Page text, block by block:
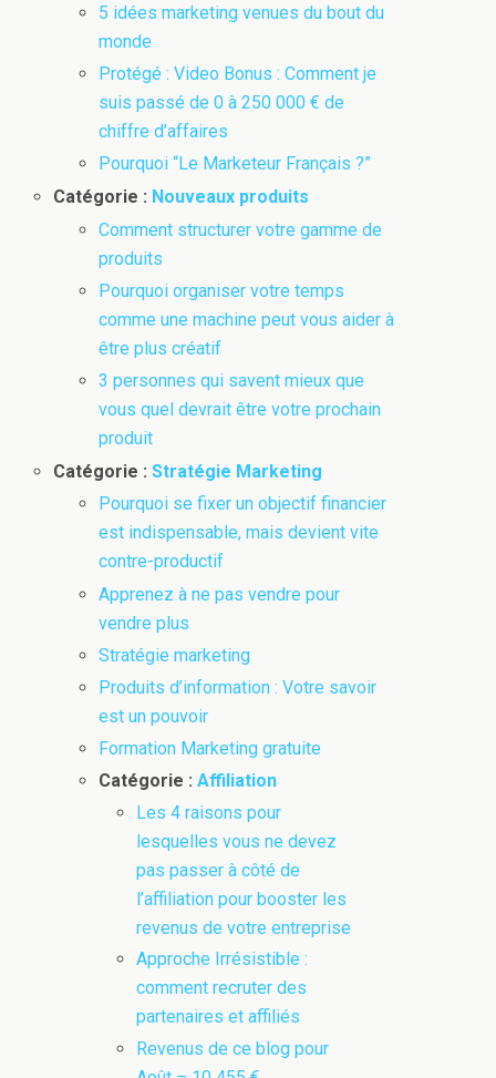
5 idées marketing venues du bout du
monde
Protégé : Video Bonus : Comment je
suis passé de 0 à 250 000 € de
chiffre d’affaires
Pourquoi “Le Marketeur Français ?”
Catégorie : Nouveaux produits
Comment structurer votre gamme de
produits
Pourquoi organiser votre temps
comme une machine peut vous aider à
être plus créatif
3 personnes qui savent mieux que
vous quel devrait être votre prochain
produit
Catégorie :Stratégie Marketing
Pourquoi se fixer un objectif financier
est indispensable, mais devient vite
contre-productif
Apprenez à ne pas vendre pour
vendre plus
Stratégie marketing
Produits d’information : Votre savoir
est un pouvoir
Formation Marketing gratuite
Catégorie :Affiliation
Les 4 raisons pour
lesquelles vous ne devez
pas passer à côté de
l’affiliation pour booster les
revenus de votre entreprise
Approche Irrésistible :
comment recruter des
partenaires et affiliés
Revenus de ce blog pour